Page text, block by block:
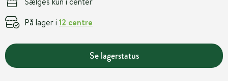
På lager i 12 centre
Se lagerstatus